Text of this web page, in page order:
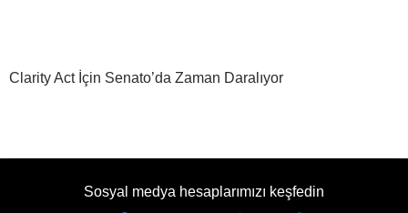
Clarity Act İçin Senato’da Zaman Daralıyor
Sosyal medya hesaplarımızı keşfedin